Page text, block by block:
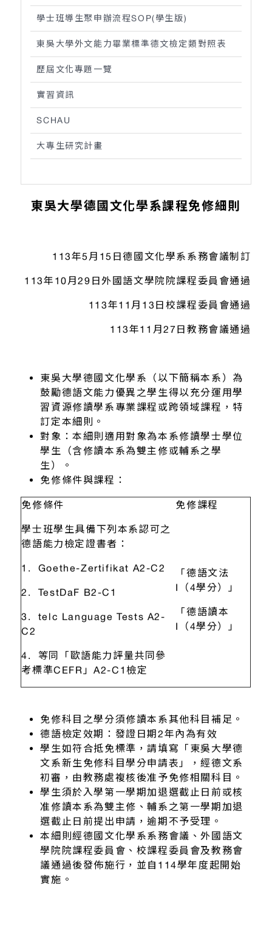
學士班導生聚申辦流程SOP(學生版)
東吳大學外文能力畢業標準德文檢定類對照表
歷屆文化專題一覽
實習資訊
SCHAU
大專生研究計畫
東吳大學德國文化學系課程免修細則
113年5月15日德國文化學系系務會議制訂
113年10月29日外國語文學院院課程委員會通過
113年11月13日校課程委員會通過
113年11月27日教務會議通過
東吳大學德國文化學系（以下簡稱本系）為
鼓勵德語文能力優異之學生得以充分運用學
習資源修讀學系專業課程或跨領域課程，特
訂定本細則。
對象：本細則適用對象為本系修讀學士學位
學生（含修讀本系為雙主修或輔系之學
生）。
免修條件與課程：
免修條件 免修課程
學士班學生具備下列本系認可之
德語能力檢定證書者：
1. Goethe-Zertifikat A2-C2
2. TestDaF B2-C1
3. telc Language Tests A2-
C2
4. 等同「歐語能力評量共同參
考標準CEFR」A2-C1檢定
「德語文法
I（4學分）」
「德語讀本
I（4學分）」
免修科目之學分須修讀本系其他科目補足。
德語檢定效期：發證日期2年內為有效
學生如符合抵免標準，請填寫「東吳大學德
文系新生免修科目學分申請表」，經德文系
初審，由教務處複核後准予免修相關科目。
學生須於入學第一學期加退選截止日前或核
准修讀本系為雙主修、輔系之第一學期加退
選截止日前提出申請，逾期不予受理。
本細則經德國文化學系系務會議、外國語文
學院院課程委員會、校課程委員會及教務會
議通過後發佈施行，並自114學年度起開始
實施。